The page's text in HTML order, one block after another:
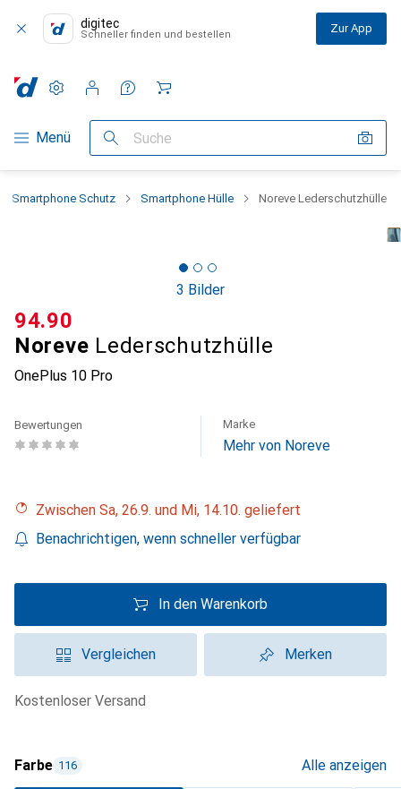
digitec
Schneller finden und bestellen Zur App
Navigation nach Kategorien
Menü Suche
Einstellungen
Kundenkonto
Vergleichslisten
Merklisten
Warenkorb
Smartphone Schutz Smartphone Hülle Noreve Lederschutzhülle
3 Bilder
Noreve Lederschutzhülle
OnePlus 10 Pro
CHF
94.90
Bewertungen Marke
Mehr von Noreve
Zwischen Sa, 26.9. und Mi, 14.10. geliefert
Benachrichtigen, wenn schneller verfügbar
In den Warenkorb
Vergleichen Merken
kostenloser Versand
Farbe 116 Alle anzeigen